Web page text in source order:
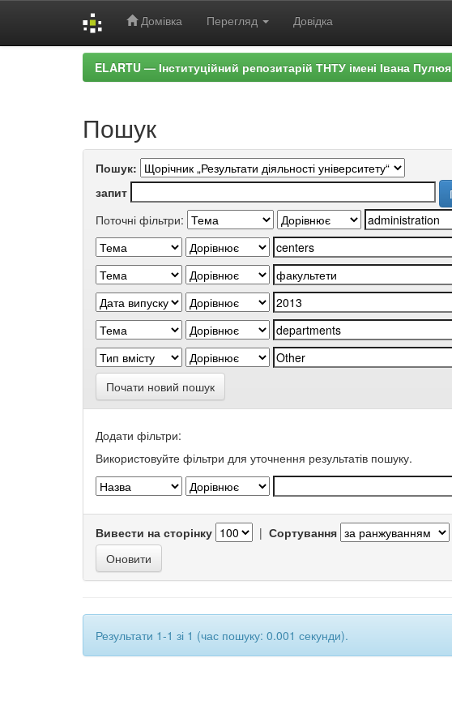
Домівка Перегляд Довідка
ELARTU — Інституційний репозитарій ТНТУ імені Івана Пулюя
Пошук
Пошук:
запит
Поточні фільтри:
Почати новий пошук
Додати фільтри:
Використовуйте фільтри для уточнення результатів пошуку.
Вивести на сторінку | Сортування
Результати 1-1 зі 1 (час пошуку: 0.001 секунди).